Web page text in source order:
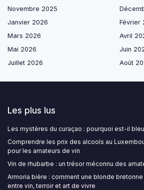
Novembre 2025
Janvier 2026
Février
Mars 2026
Avril
Mai 2026
Juin
Juillet 2026
Août
Les plus lus
Les mystères du curaçao : pourquoi est-il
Comprendre les prix des alcools au
pour les amateurs de vin
Vin de rhubarbe : un trésor méconnu des
Armoria bière : comment une blonde
entre vin, terroir et art de vivre